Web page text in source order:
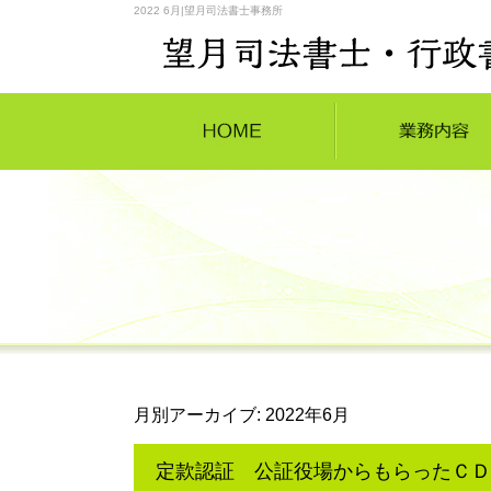
2022 6月|望月司法書士事務所
月別アーカイブ: 2022年6月
定款認証 公証役場からもらったＣ